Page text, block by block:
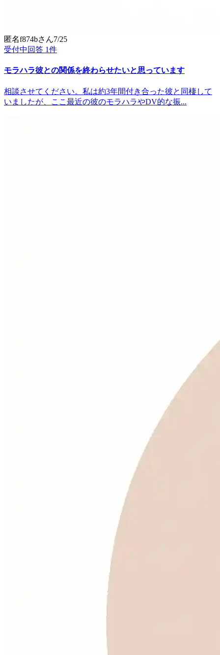
匿名f874bさん7/25
受付中 回答 1件
モラハラ彼との関係を終わらせたいと思っています
相談させてください。私は約3年間付き合った彼と同棲して
いましたが、ここ最近の彼のモラハラやDV的な振...